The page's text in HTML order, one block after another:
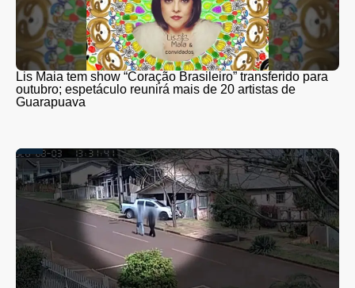
Lis Maia tem show “Coração Brasileiro” transferido para
outubro; espetáculo reunirá mais de 20 artistas de
Guarapuava